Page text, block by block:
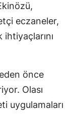
eczaneler,
önce
Olası
uygulamaları